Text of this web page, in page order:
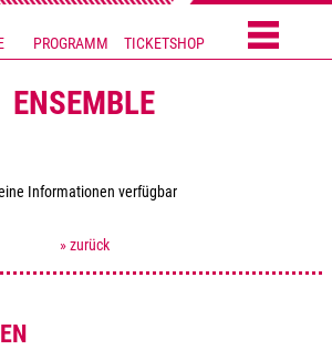
PROGRAMM TICKETSHOP
ENSEMBLE
Informationen verfügbar
» zurück